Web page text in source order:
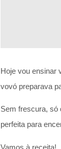
Hoje vou ensinar
vovó preparava
Sem frescura, só
perfeita para
Vamos à receita!